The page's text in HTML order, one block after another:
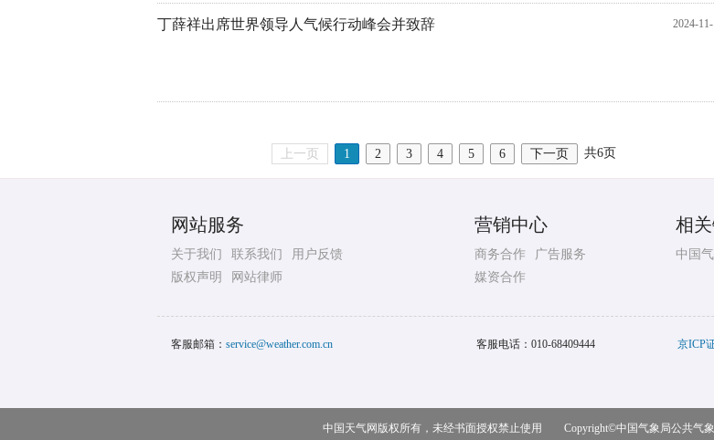
2024-
丁薛祥出席世界领导人气候行动峰会并致辞
上一页 1 2 3 4 5 6 下一页 共6页
网站服务
关于我们 联系我们
用户反馈
版权声明
网站律师
营销中心
商务合作
广告服务
媒资合作
相
中国
客服邮箱： service@weather.com.cn 客服电话： 010-68409444 京ICP
中国天气网版权所有，未经书面授权禁止使用 Copyright©中国气象局公共气